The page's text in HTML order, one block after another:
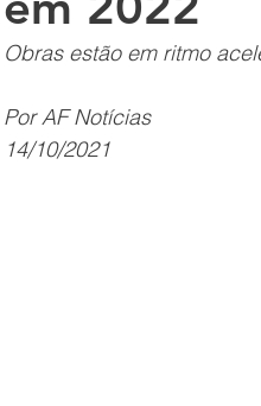
Obras estão em ritmo
Por AF Notícias
14/10/2021